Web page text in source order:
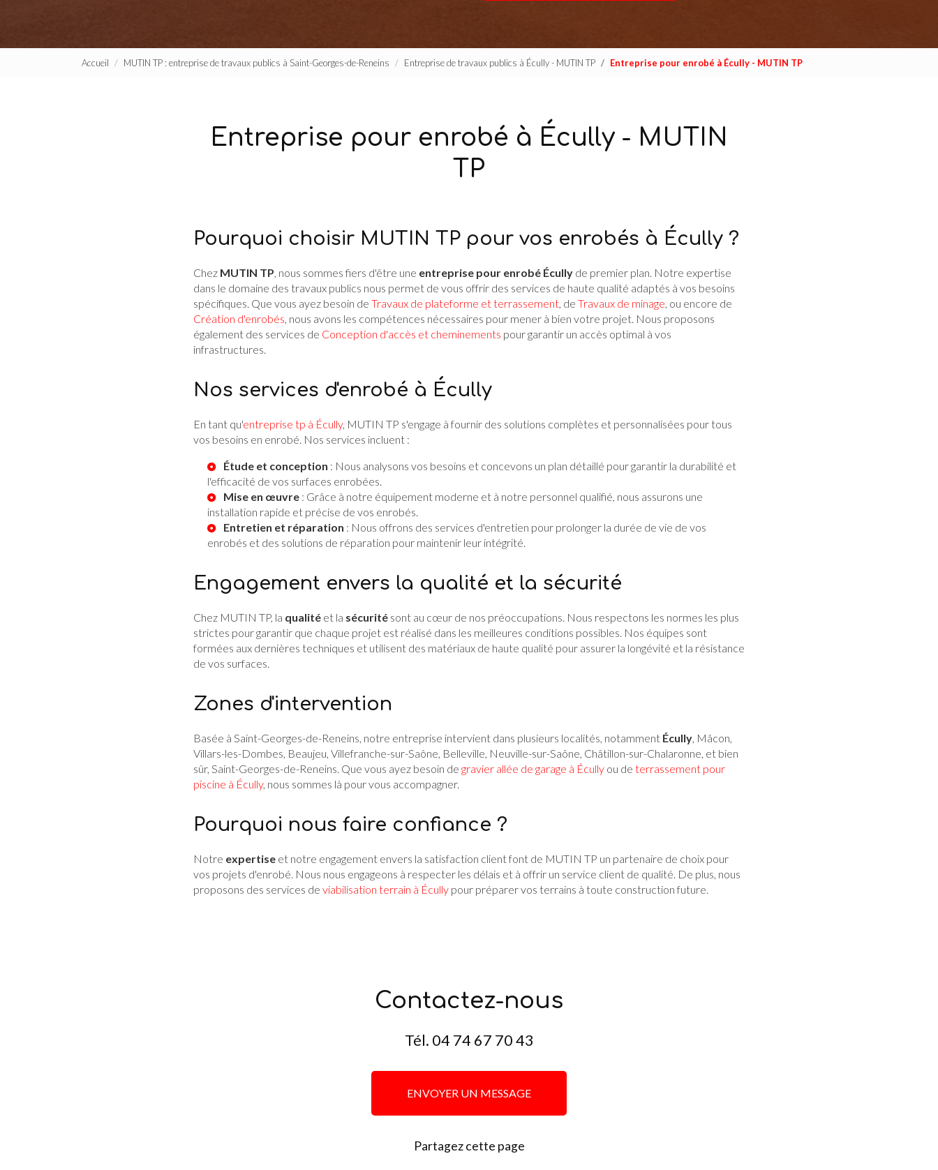
Accueil MUTIN TP : entreprise de travaux publics à Saint-Georges-de-Reneins Entreprise de travaux publics à Écully - MUTIN TP Entreprise pour enrobé à Écully - MUTIN TP
Entreprise pour enrobé à Écully - MUTIN
TP
Pourquoi choisir MUTIN TP pour vos enrobés à Écully ?
Chez MUTIN TP, nous sommes fiers d'être une entreprise pour enrobé Écully de premier plan. Notre expertise
dans le domaine des travaux publics nous permet de vous offrir des services de haute qualité adaptés à vos besoins
spécifiques. Que vous ayez besoin de Travaux de plateforme et terrassement, de Travaux de minage, ou encore de
Création d'enrobés, nous avons les compétences nécessaires pour mener à bien votre projet. Nous proposons
également des services de Conception d'accès et cheminements pour garantir un accès optimal à vos
infrastructures.
Nos services d'enrobé à Écully
En tant qu'entreprise tp à Écully, MUTIN TP s'engage à fournir des solutions complètes et personnalisées pour tous
vos besoins en enrobé. Nos services incluent :
Étude et conception : Nous analysons vos besoins et concevons un plan détaillé pour garantir la durabilité et
l'efficacité de vos surfaces enrobées.
Mise en œuvre : Grâce à notre équipement moderne et à notre personnel qualifié, nous assurons une
installation rapide et précise de vos enrobés.
Entretien et réparation : Nous offrons des services d'entretien pour prolonger la durée de vie de vos
enrobés et des solutions de réparation pour maintenir leur intégrité.
Engagement envers la qualité et la sécurité
Chez MUTIN TP, la qualité et la sécurité sont au cœur de nos préoccupations. Nous respectons les normes les plus
strictes pour garantir que chaque projet est réalisé dans les meilleures conditions possibles. Nos équipes sont
formées aux dernières techniques et utilisent des matériaux de haute qualité pour assurer la longévité et la résistance
de vos surfaces.
Zones d'intervention
Basée à Saint-Georges-de-Reneins, notre entreprise intervient dans plusieurs localités, notamment Écully, Mâcon,
Villars-les-Dombes, Beaujeu, Villefranche-sur-Saône, Belleville, Neuville-sur-Saône, Châtillon-sur-Chalaronne, et bien
sûr, Saint-Georges-de-Reneins. Que vous ayez besoin de gravier allée de garage à Écully ou de terrassement pour
piscine à Écully, nous sommes là pour vous accompagner.
Pourquoi nous faire confiance ?
Notre expertise et notre engagement envers la satisfaction client font de MUTIN TP un partenaire de choix pour
vos projets d'enrobé. Nous nous engageons à respecter les délais et à offrir un service client de qualité. De plus, nous
proposons des services de viabilisation terrain à Écully pour préparer vos terrains à toute construction future.
Contactez-nous
Tél. 04 74 67 70 43
ENVOYER UN MESSAGE
Partagez cette page